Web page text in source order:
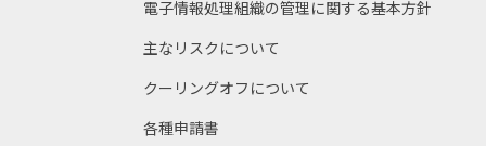
電子情報処理組織の管理に関する基本方針
主なリスクについて
クーリングオフについて
各種申請書